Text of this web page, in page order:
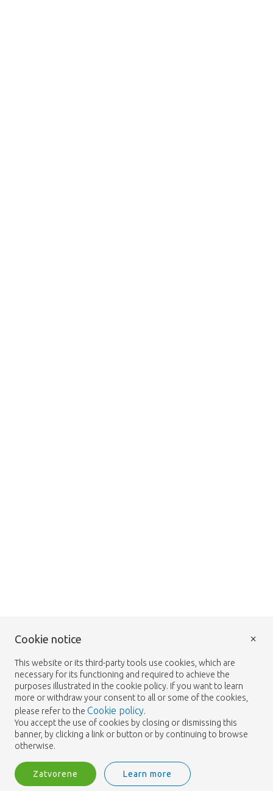
Cookie notice
This website or its third-party tools use cookies, which are
necessary for its functioning and required to achieve the
purposes illustrated in the cookie policy. If you want to learn
more or withdraw your consent to all or some of the cookies,
please refer to the Cookie policy.
You accept the use of cookies by closing or dismissing this
banner, by clicking a link or button or by continuing to browse
otherwise.
Zatvorene Learn more
×